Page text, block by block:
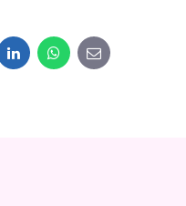
LinkedInWhatsApp
E-
mail